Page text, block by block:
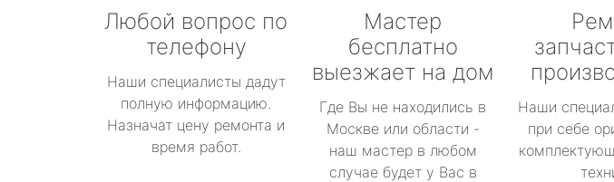
Любой вопрос по
телефону
Наши специалисты дадут
полную информацию.
Назначат цену ремонта и
время работ.
Мастер
бесплатно
выезжает на дом
Где Вы не находились в
Москве или области -
наш мастер в любом
случае будет у Вас в
Наши
при себе